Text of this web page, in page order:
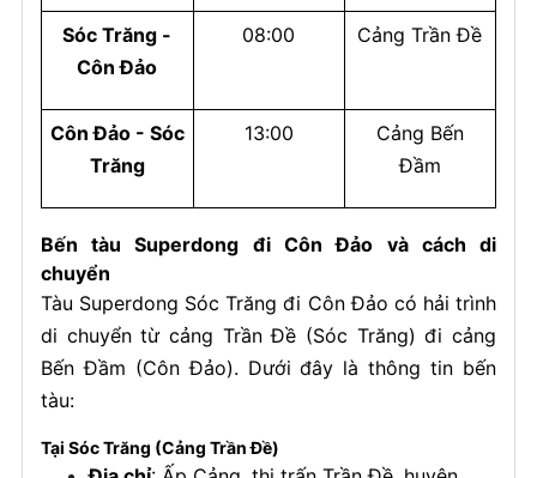
Sóc Trăng -
Côn Đảo
08:00 Cảng Trần Đề
Côn Đảo - Sóc
Trăng
13:00
Cảng Bến
Đầm
Bến tàu Superdong đi Côn Đảo và cách di
chuyển
Tàu Superdong Sóc Trăng đi Côn Đảo có hải trình
di chuyển từ cảng Trần Đề (Sóc Trăng) đi cảng
Bến Đầm (Côn Đảo). Dưới đây là thông tin bến
tàu:
Tại Sóc Trăng (Cảng Trần Đề)